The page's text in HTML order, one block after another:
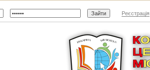
Реєстрація